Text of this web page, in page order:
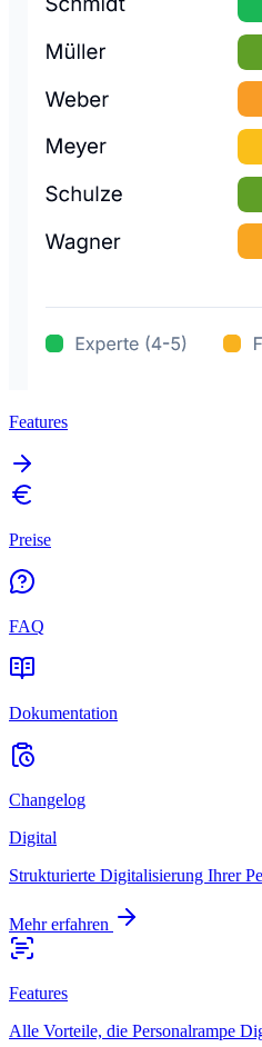
Features
Preise
FAQ
Dokumentation
Changelog
Digital
Strukturierte Digitalisierung Ihrer
Mehr erfahren
Features
Alle Vorteile, die Personalrampe